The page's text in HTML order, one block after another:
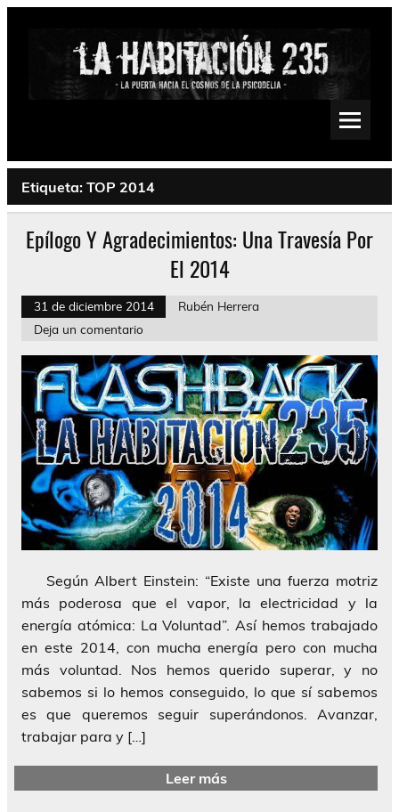
Saltar
Psychedelic, Stoner, Doom, Sludge, Fuzz, Space, Drone
Etiqueta: TOP 2014
Epílogo Y Agradecimientos: Una Travesía Por
El 2014
31 de diciembre 2014
Rubén Herrera
Deja un comentario
Según Albert Einstein: “Existe una fuerza motriz
más poderosa que el vapor, la electricidad y la
energía atómica: La Voluntad”. Así hemos trabajado
en este 2014, con mucha energía pero con mucha
más voluntad. Nos hemos querido superar, y no
sabemos si lo hemos conseguido, lo que sí sabemos
es que queremos seguir superándonos. Avanzar,
trabajar para y […]
Leer más